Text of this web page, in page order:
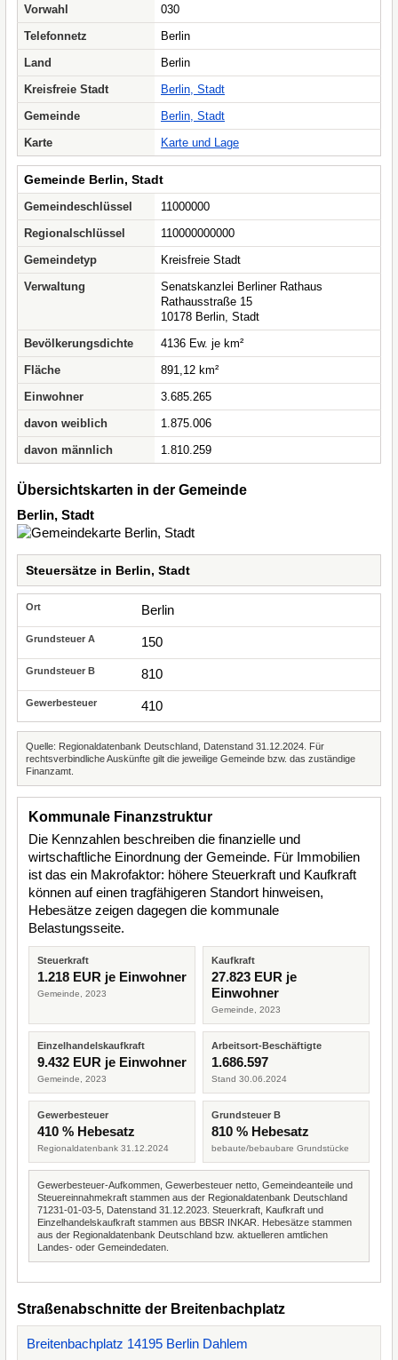
Vorwahl
030
Telefonnetz
Berlin
Land
Berlin
Kreisfreie Stadt
Berlin, Stadt
Gemeinde
Berlin, Stadt
Karte
Karte und Lage
Gemeinde Berlin, Stadt
Gemeindeschlüssel
11000000
Regionalschlüssel
110000000000
Gemeindetyp
Kreisfreie Stadt
Verwaltung
Senatskanzlei Berliner Rathaus
Rathausstraße 15
10178 Berlin, Stadt
Bevölkerungsdichte
4136 Ew. je km²
Fläche
891,12 km²
Einwohner
3.685.265
davon weiblich
1.875.006
davon männlich
1.810.259
Übersichtskarten in der Gemeinde
Berlin, Stadt
Steuersätze in Berlin, Stadt
Berlin
150
810
410
Quelle: Regionaldatenbank Deutschland, Datenstand 31.12.2024. Für
rechtsverbindliche Auskünfte gilt die jeweilige Gemeinde bzw. das zuständige
Finanzamt.
Kommunale Finanzstruktur
Die Kennzahlen beschreiben die finanzielle und
wirtschaftliche Einordnung der Gemeinde. Für Immobilien
ist das ein Makrofaktor: höhere Steuerkraft und Kaufkraft
können auf einen tragfähigeren Standort hinweisen,
Hebesätze zeigen dagegen die kommunale
Belastungsseite.
Steuerkraft
1.218 EUR je Einwohner
Gemeinde, 2023
Kaufkraft
27.823 EUR je
Einwohner
Gemeinde, 2023
Einzelhandelskaufkraft
9.432 EUR je Einwohner
Gemeinde, 2023
Arbeitsort-Beschäftigte
1.686.597
Stand 30.06.2024
Gewerbesteuer
410 % Hebesatz
Regionaldatenbank 31.12.2024
Grundsteuer B
810 % Hebesatz
bebaute/bebaubare Grundstücke
Gewerbesteuer-Aufkommen, Gewerbesteuer netto, Gemeindeanteile und
Steuereinnahmekraft stammen aus der Regionaldatenbank Deutschland
71231-01-03-5, Datenstand 31.12.2023. Steuerkraft, Kaufkraft und
Einzelhandelskaufkraft stammen aus BBSR INKAR. Hebesätze stammen
aus der Regionaldatenbank Deutschland bzw. aktuelleren amtlichen
Landes- oder Gemeindedaten.
Straßenabschnitte der Breitenbachplatz
Breitenbachplatz 14195 Berlin Dahlem